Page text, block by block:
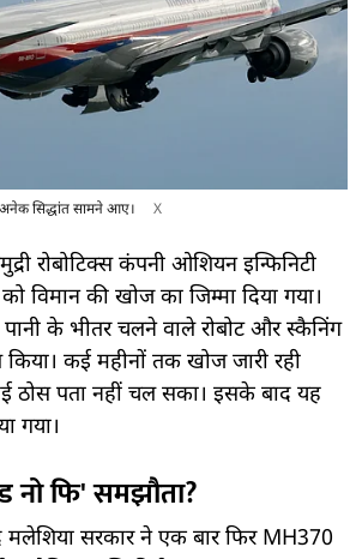
सिद्धांत सामने आए। X
रोबोटिक्स कंपनी ओशियन इन्फिनिटी
विमान की खोज का जिम्मा दिया गया।
के भीतर चलने वाले रोबोट और स्कैनिंग
कई महीनों तक खोज जारी रही
ठोस पता नहीं चल सका। इसके बाद यह
गया।
नो फि' समझौता?
सरकार ने एक बार फिर MH370